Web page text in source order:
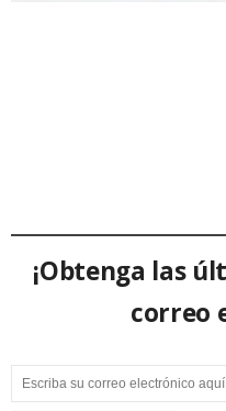
¡Obtenga las
correo